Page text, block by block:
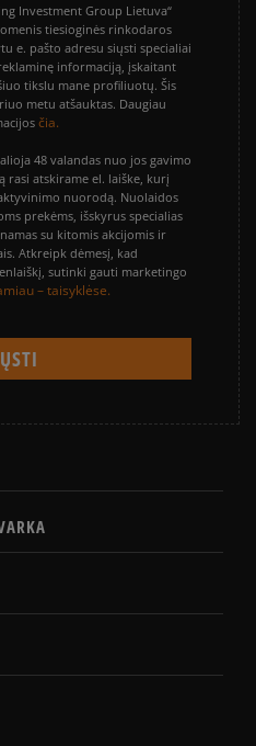
Investment Group Lietuva“
tiesioginės rinkodaros
e. pašto adresu siųsti specialiai
informaciją, įskaitant
tikslu mane profiliuotų. Šis
metu atšauktas. Daugiau
čia.
48 valandas nuo jos gavimo
rasi atskirame el. laiške, kurį
nuorodą. Nuolaidos
prekėms, išskyrus specialias
su kitomis akcijomis ir
Atkreipk dėmesį, kad
sutinki gauti marketingo
– taisyklėse.